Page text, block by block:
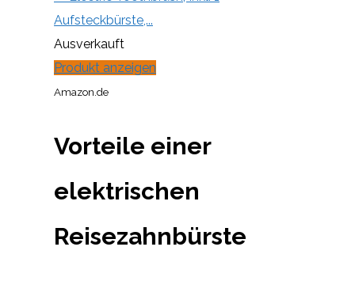
Aufsteckbürste,...
Ausverkauft
Produkt anzeigen
Amazon.de
Vorteile einer
elektrischen
Reisezahnbürste